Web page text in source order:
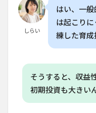
Q. 室
内植
物の
価格
何で
す
か？
しらい
はい、一
は起こり
練した育成
そうすると、収益
初期投資も大きい